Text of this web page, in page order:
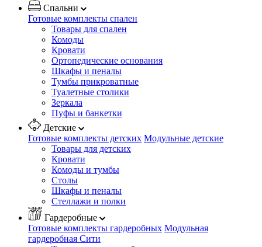
Спальни
Готовые комплекты спален
Товары для спален
Комоды
Кровати
Ортопедические основания
Шкафы и пеналы
Тумбы прикроватные
Туалетные столики
Зеркала
Пуфы и банкетки
Детские
Готовые комплекты детских Модульные детские
Товары для детских
Кровати
Комоды и тумбы
Столы
Шкафы и пеналы
Стеллажи и полки
Гардеробные
Готовые комплекты гардеробных Модульная
гардеробная Сити